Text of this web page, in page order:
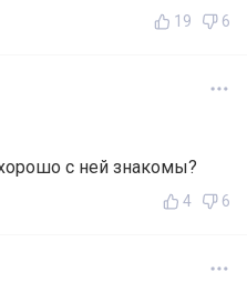
19 6
с ней знакомы?
4 6